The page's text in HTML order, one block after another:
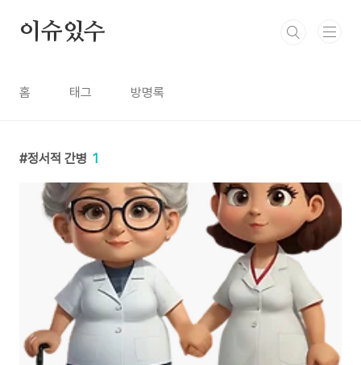
이슈있수
홈 태그 방명록
정서적 간병 1